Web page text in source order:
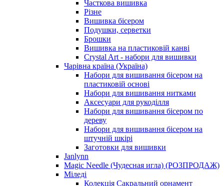
Часткова вишивка
Різне
Вишивка бісером
Подушки, серветки
Брошки
Вишивка на пластиковій канві
Crystal Art - набори для вишивки
Чарівна країна (Україна)
Набори для вишивання бісером на
пластиковій основі
Набори для вишивання нитками
Аксесуари для рукоділля
Набори для вишивання бісером по
дереву
Набори для вишивання бісером на
штучній шкірі
Заготовки для вишивки
Janlynn
Magic Needle (Чудесная игла) (РОЗПРОДАЖ)
Міледі
Колекція Сакральний орнамент